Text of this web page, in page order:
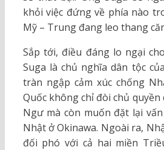
khỏi việc đứng về phía nào
Mỹ – Trung đang leo thang
Sắp tới, điều đáng lo ngại
Suga là chủ nghĩa dân tộc
tràn ngập cảm xúc chống
Quốc không chỉ đòi chủ
Ngư mà còn muốn đặt lại
Nhật ở Okinawa. Ngoài ra,
đối phó với cả hai miền